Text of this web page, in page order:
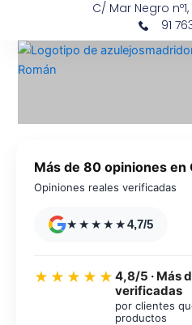
contenido
C/ Mar Negro
91
Más de 80 opiniones en
Opiniones reales verificadas
★★★★★4,7/5
★★★★★ 4,8/5 · Más
verificadas
por clientes
productos